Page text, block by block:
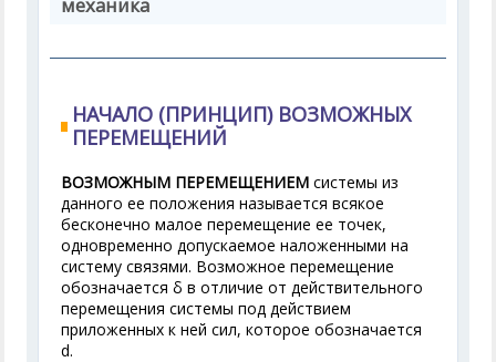
НАЧАЛО (ПРИНЦИП) ВОЗМОЖНЫХ
ПЕРЕМЕЩЕНИЙ
ВОЗМОЖНЫМ ПЕРЕМЕЩЕНИЕМ системы из
данного ее положения называется всякое
бесконечно малое перемещение ее точек,
одновременно допускаемое наложенными на
систему связями. Возможное перемещение
обозначается δ в отличие от действительного
перемещения системы под действием
приложенных к ней сил, которое обозначается
d.